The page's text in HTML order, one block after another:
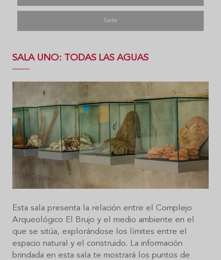
Siete
SALA UNO: TODAS LAS AGUAS
Esta sala presenta la relación entre el Complejo
Arqueológico El Brujo y el medio ambiente en el
que se sitúa, explorándose los límites entre el
espacio natural y el construido. La información
brindada en esta sala te mostrará los puntos de